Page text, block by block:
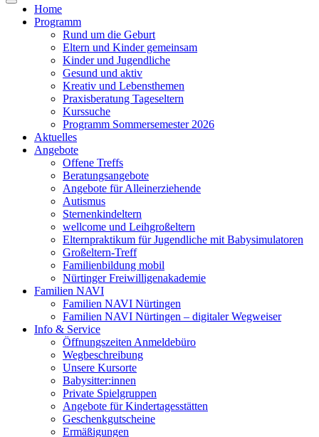
Toggle
navigation
Home
Programm
Rund um die Geburt
Eltern und Kinder gemeinsam
Kinder und Jugendliche
Gesund und aktiv
Kreativ und Lebensthemen
Praxisberatung Tageseltern
Kurssuche
Programm Sommersemester 2026
Aktuelles
Angebote
Offene Treffs
Beratungsangebote
Angebote für Alleinerziehende
Autismus
Sternenkindeltern
wellcome und Leihgroßeltern
Elternpraktikum für Jugendliche mit Babysimulatoren
Großeltern-Treff
Familienbildung mobil
Nürtinger Freiwilligenakademie
Familien NAVI
Familien NAVI Nürtingen
Familien NAVI Nürtingen – digitaler Wegweiser
Info & Service
Öffnungszeiten Anmeldebüro
Wegbeschreibung
Unsere Kursorte
Babysitter:innen
Private Spielgruppen
Angebote für Kindertagesstätten
Geschenkgutscheine
Ermäßigungen